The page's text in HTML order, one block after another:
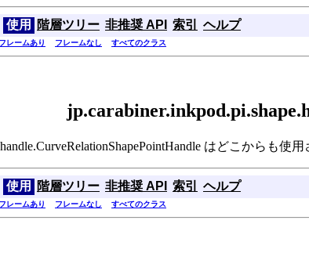
使用 階層ツリー 非推奨 API 索引 ヘルプ
フレームあり フレームなし すべてのクラス
はどこからも使
使用 階層ツリー 非推奨 API 索引 ヘルプ
フレームあり フレームなし すべてのクラス